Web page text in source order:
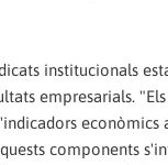
institucionals
empresarials.
econòmics
components